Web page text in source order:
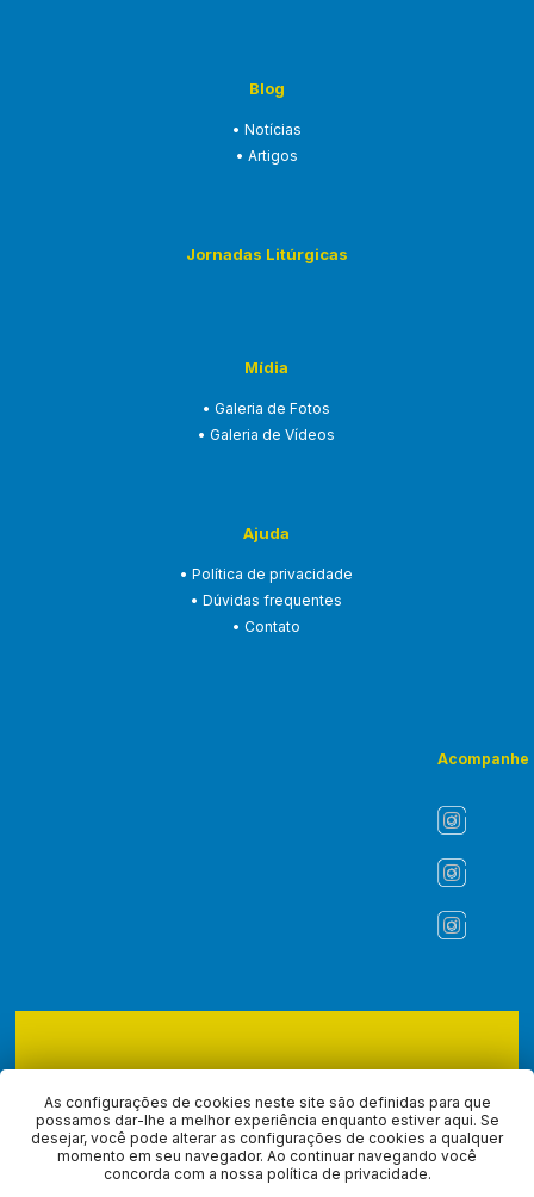
As configurações de cookies neste site são definidas para que
possamos dar-lhe a melhor experiência enquanto estiver aqui. Se
desejar, você pode alterar as configurações de cookies a qualquer
momento em seu navegador. Ao continuar navegando você
concorda com a nossa política de privacidade.
Blog
• Notícias
• Artigos
Jornadas Litúrgicas
Mídia
• Galeria de Fotos
• Galeria de Vídeos
Ajuda
• Política de privacidade
• Dúvidas frequentes
• Contato
Acompanhe
Todos os direitos reservados, navegando no site você aceita a
nossapolítica de privacidade.
Desenvolvido com por